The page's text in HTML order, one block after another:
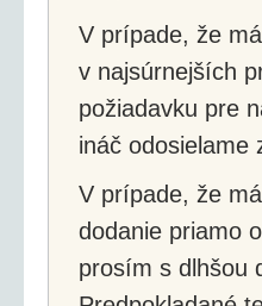
V prípade, že
v najsúrnejších
požiadavku pre
ináč odosielame
V prípade, že
dodanie priamo
prosím s dlhšou